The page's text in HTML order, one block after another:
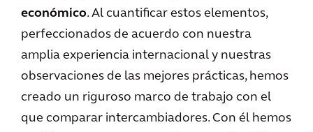
económico. Al cuantificar estos elementos,
perfeccionados de acuerdo con nuestra
amplia experiencia internacional y nuestras
observaciones de las mejores prácticas, hemos
creado un riguroso marco de trabajo con el
que comparar intercambiadores. Con él hemos